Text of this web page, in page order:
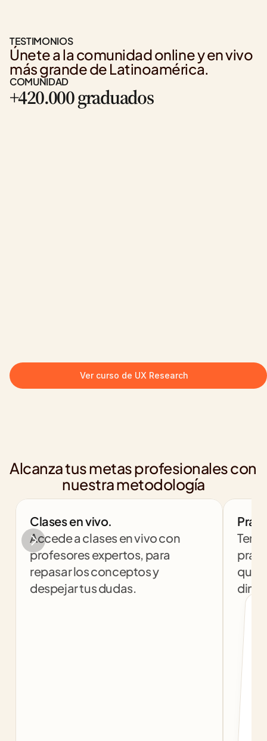
Alcanza tus metas profesionales con
nuestra metodología
Clases en vivo.
Accede a clases en vivo con
profesores expertos, para
repasar los conceptos y
despejar tus dudas.
que
TESTIMONIOS
Únete a la comunidad online y en vivo
más grande de Latinoamérica.
COMUNIDAD
+420.000 graduados
Ver curso de UX Research